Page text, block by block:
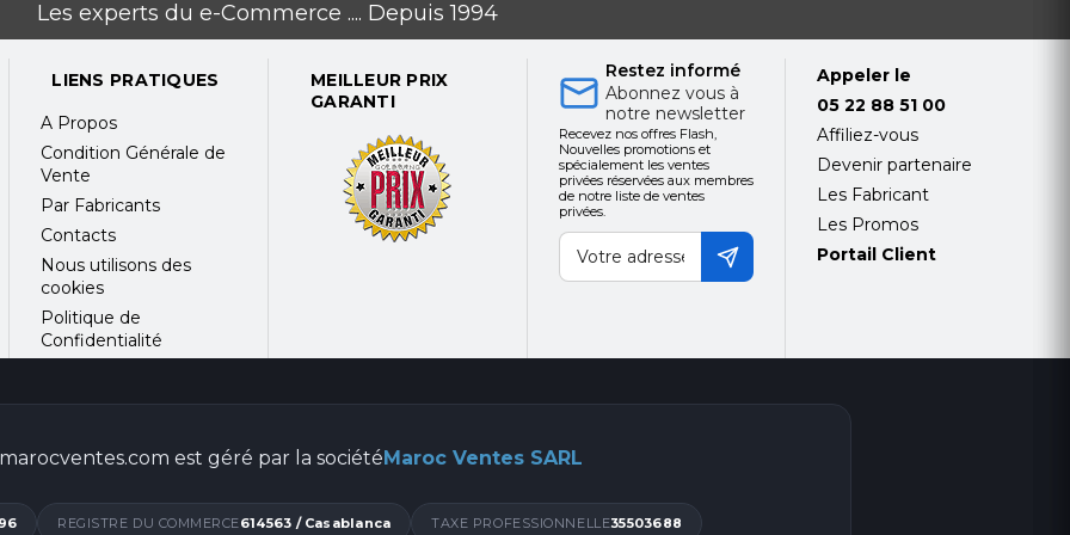
Les experts du e-Commerce .... Depuis 1994
LIENS PRATIQUES
A Propos
Condition Générale de
Vente
Par Fabricants
Contacts
Nous utilisons des
cookies
Politique de
Confidentialité
MEILLEUR PRIX
GARANTI
Restez informé
Abonnez vous à
notre newsletter
Recevez nos offres Flash,
Nouvelles promotions et
spécialement les ventes
privées réservées aux membres
de notre liste de ventes
privées.
Appeler le
05 22 88 51 00
Affiliez-vous
Devenir partenaire
Les Fabricant
Les Promos
Portail Client
marocventes.com est géré par la sociétéMaroc Ventes SARL
REGISTRE DU COMMERCE614563 / Casablanca TAXE PROFESSIONNELLE35503688